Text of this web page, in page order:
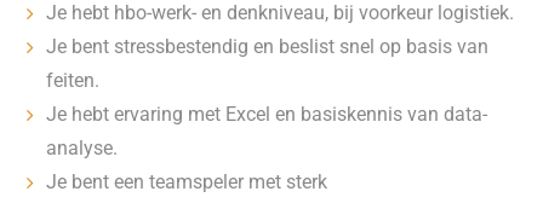
Je hebt hbo-werk- en denkniveau, bij voorkeur logistiek.
Je bent stressbestendig en beslist snel op basis van
feiten.
Je hebt ervaring met Excel en basiskennis van data-
analyse.
Je bent een teamspeler met sterk